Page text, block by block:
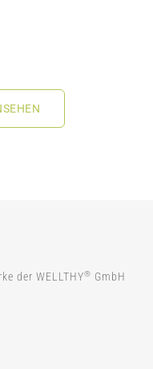
der WELLTHY® GmbH